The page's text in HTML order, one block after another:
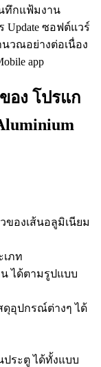
ทึกแฟ้มงาน
Update ซอฟต์แวร์
วณอย่างต่อเนื่อง
app
อง โปรแก
องเส้นอลูมิเนียม
เภท
ได้ตามรูปแบบ
อุปกรณ์ต่างๆ ได้
ประตู ได้ทั้งแบบ